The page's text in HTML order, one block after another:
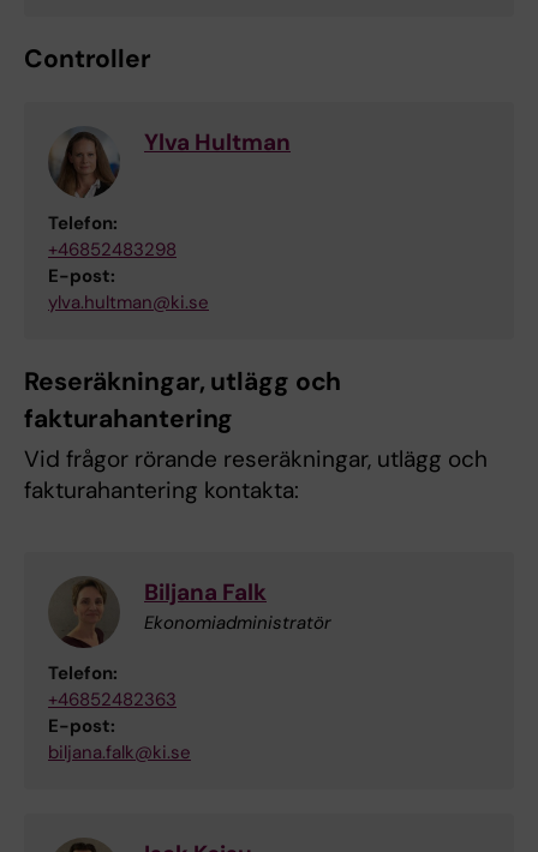
Controller
Ylva Hultman
Telefon:
+46852483298
E-post:
ylva.hultman@ki.se
Reseräkningar, utlägg och
fakturahantering
Vid frågor rörande reseräkningar, utlägg och
fakturahantering kontakta:
Biljana Falk
Ekonomiadministratör
Telefon:
+46852482363
E-post:
biljana.falk@ki.se